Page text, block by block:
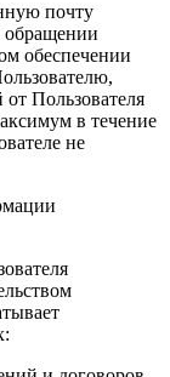
почту
обращении
обеспечении
Пользователя
в течение
не